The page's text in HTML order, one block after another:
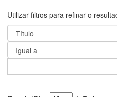
Utilizar filtros para refinar o